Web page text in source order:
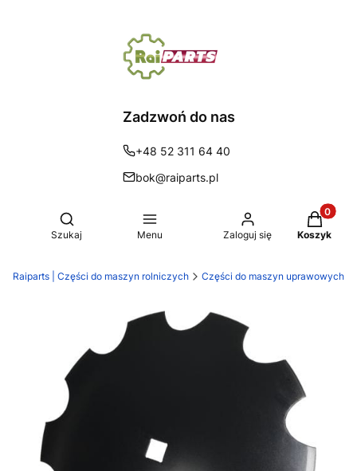
Zadzwoń do nas
+48 52 311 64 40
bok@raiparts.pl
Otwórz wyszukiwarkę
Szukaj Menu Zaloguj się Koszyk
Raiparts | Części do maszyn rolniczych Części do maszyn uprawowych